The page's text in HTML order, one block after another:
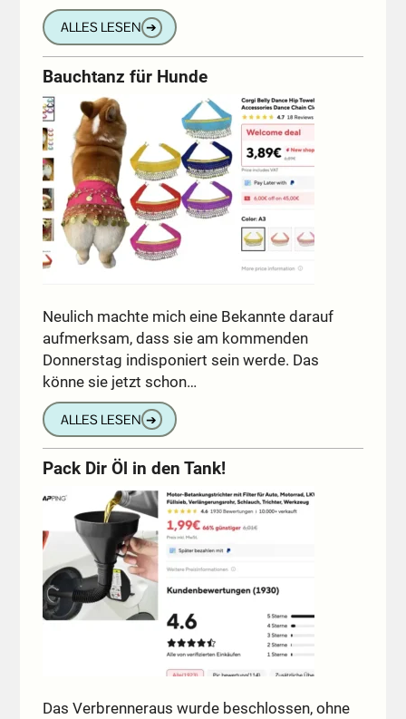
ALLES LESEN ➔
Bauchtanz für Hunde
Neulich machte mich eine Bekannte darauf
aufmerksam, dass sie am kommenden
Donnerstag indisponiert sein werde. Das
könne sie jetzt schon…
ALLES LESEN ➔
Pack Dir Öl in den Tank!
Das Verbrenneraus wurde beschlossen, ohne